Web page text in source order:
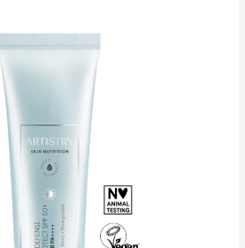
jahutav
silmaümbrusseerum